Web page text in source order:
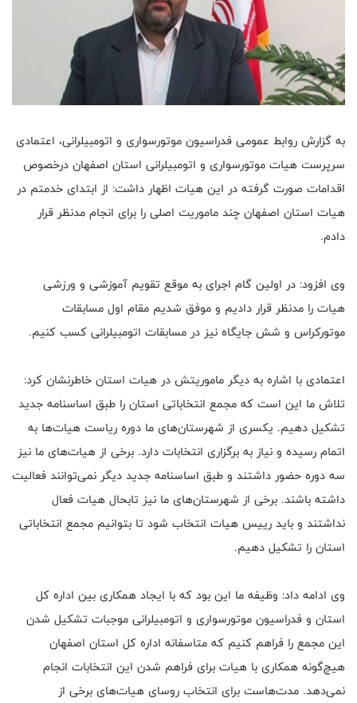
به گزارش روابط عمومی فدراسیون موتورسواری و اتومبیلرانی، اعتمادی
سرپرست هیات موتورسواری و اتومبیلرانی استان اصفهان درخصوص
اقدامات صورت گرفته در این هیات اظهار داشت: از ابتدای خدمتم در
هیات استان اصفهان چند ماموریت اصلی را برای انجام مدنظر قرار
دادم.
وی افزود: در اولین گام اجرای به موقع تقویم آموزشی و ورزشی
هیات را مدنظر قرار دادیم و موفق شدیم مقام اول مسابقات
موتورکراس و شش جایگاه نیز در مسابقات اتومبیلرانی کسب کنیم.
اعتمادی با اشاره به دیگر ماموریتش در هیات استان خاطرنشان کرد:
تلاش ما این است که مجمع انتخاباتی استان را طبق اساسنامه جدید
تشکیل دهیم. یکسری از شهرستان‌های ما دوره ریاست هیات‌ها به
اتمام رسیده و نیاز به برگزاری انتخابات دارد. برخی از هیات‌های ما نیز
سه دوره حضور داشتند و طبق اساسنامه جدید دیگر نمی‌توانند فعالیت
داشته باشند. برخی از شهرستان‌های ما نیز تابحال هیات فعال
نداشتند و باید رییس هیات انتخاب شود تا بتوانیم مجمع انتخاباتی
استان را تشکیل دهیم.
وی ادامه داد: وظیفه ما این بود که با ایجاد همکاری بین اداره کل
استان و فدراسیون موتورسواری و اتومبیلرانی موجبات تشکیل شدن
این مجمع را فراهم کنیم که متاسفانه اداره کل استان اصفهان
هیچ‌گونه همکاری با هیات برای فراهم شدن این انتخابات انجام
نمی‌دهد. مدت‌هاست برای انتخاب روسای هیات‌های برخی از